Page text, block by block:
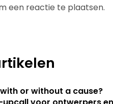
een reactie te plaatsen.
with or without a cause?